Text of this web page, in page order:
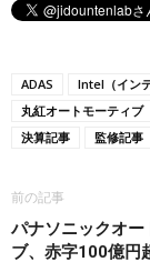
ADAS Intel（イン
丸紅オートモーティブ
決算記事
監修記事
前の記事
パナソニックオー
ブ、赤字100億円